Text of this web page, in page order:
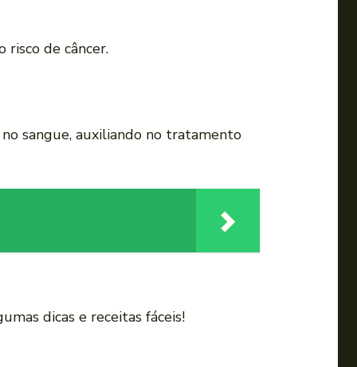
t
risco de câncer.
sangue, auxiliando no tratamento
dicas e receitas fáceis!